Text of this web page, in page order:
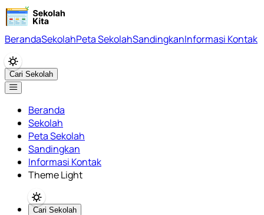
BerandaSekolahPeta SekolahSandingkanInformasi Kontak
Cari Sekolah
Beranda
Sekolah
Peta Sekolah
Sandingkan
Informasi Kontak
Theme Light
Cari Sekolah